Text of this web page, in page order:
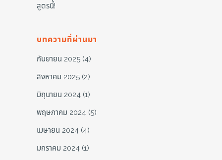
สูตรนี้!
บทความที่ผ่านมา
กันยายน 2025 (4)
สิงหาคม 2025 (2)
มิถุนายน 2024 (1)
พฤษภาคม 2024 (5)
เมษายน 2024 (4)
มกราคม 2024 (1)